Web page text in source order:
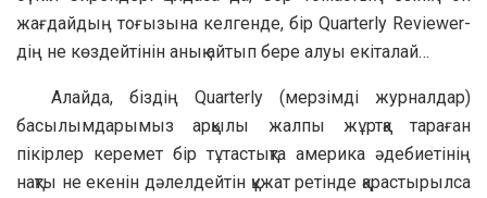
жағдайдың тоғызына келгенде, бір Quarterly Reviewer-
дің не көздейтінін анық айтып бере алуы екіталай…
Алайда, біздің Quarterly (мерзімді журналдар)
басылымдарымыз арқылы жалпы жұртқа тараған
пікірлер керемет бір тұтастықта америка әдебиетінің
нақты не екенін дәлелдейтін құжат ретінде қарастырылса